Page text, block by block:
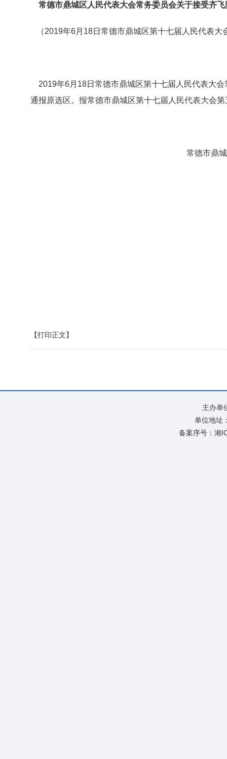
常德市鼎城区人民代表大会常务委员会关于接受齐
（2019年6月18日常德市鼎城区第十七届人民代表大
2019年6月18日常德市鼎城区第十七届人民代表大
通报原选区。报常德市鼎城区第十七届人民代表大会
常德市鼎城区人民代表大
【打印正文】
主办
单位地
备案序号： 湘